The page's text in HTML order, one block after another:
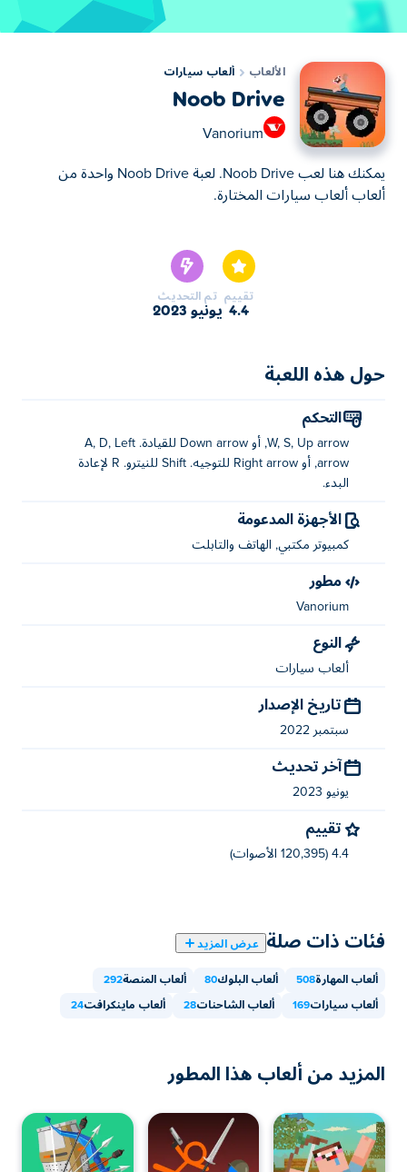
الألعاب ألعاب سيارات
Noob Drive
Vanorium
يمكنك هنا لعب Noob Drive. لعبة Noob Drive واحدة من
ألعاب ألعاب سيارات المختارة.
تقييم
4.4
تم التحديث
يونيو 2023
حول هذه اللعبة
التحكم
W, S, Up arrow, أو Down arrow للقيادة. A, D, Left
arrow, أو Right arrow للتوجيه. Shift للنيترو. R لإعادة
البدء.
الأجهزة المدعومة
كمبيوتر مكتبي, الهاتف والتابلت
مطور
Vanorium
النوع
ألعاب سيارات
تاريخ الإصدار
سبتمبر 2022
آخر تحديث
يونيو 2023
تقييم
4.4 (120,395 الأصوات)
فئات ذات صلة عرض المزيد
ألعاب المهارة508 ألعاب البلوك80 ألعاب المنصة292
ألعاب سيارات169 ألعاب الشاحنات28 ألعاب ماينكرافت24
المزيد من ألعاب هذا المطور